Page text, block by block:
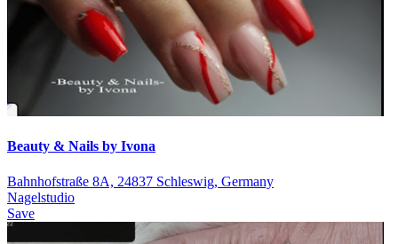
Beauty & Nails by Ivona
Bahnhofstraße 8A, 24837 Schleswig, Germany
Nagelstudio
Save